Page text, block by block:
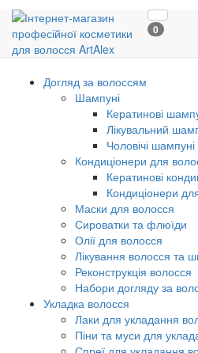
0
Догляд за волоссям
Шампуні
Кератинові
Лікувальний
Чоловічі шампуні
Кондиціонери для
Кератинові
Кондиціонери
Маски для волосся
Сироватки та флюїди
Олії для волосся
Лікування волосся та
Реконструкція волосся
Набори догляду за
Укладка волосся
Лаки для укладання
Піни та муси для